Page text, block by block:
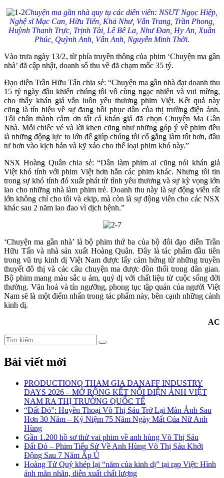
Chuyện ma gần nhà quy tụ các diễn viên: NSƯT Ngọc Hiệp,
Nghệ sĩ Mạc Can, Hữu Tiến, Khả Như, Vân Trang, Trần Phong,
Huỳnh Thanh Trực, Trịnh Tài, Lê Bê La, Như Đan, Hy An, Xuân
Phúc, Quỳnh Anh, Vân Anh, Nguyễn Minh Thời.
Vào trưa ngày 13/2, từ phía truyền thông của phim ‘Chuyện ma gần
nhà’ đã cập nhật, doanh số thu về đã chạm mốc 35 tỷ.
Đạo diễn Trần Hữu Tấn chia sẻ: “Chuyện ma gần nhà đạt doanh thu
15 tỷ ngày đầu khiến chúng tôi vô cùng ngạc nhiên và vui mừng,
cho thấy khán giả vẫn luôn yêu thương phim Việt. Kết quả này
cũng là tín hiệu về sự đang hồi phục dần của thị trường điện ảnh.
Tôi chân thành cảm ơn tất cả khán giả đã chọn Chuyện Ma Gần
Nhà. Mỗi chiếc vé và lời khen cũng như những góp ý về phim đều
là những động lực to lớn để giúp chúng tôi cố gắng làm tốt hơn, đầu
tư hơn vào kịch bản và kỹ xảo cho thể loại phim khó này.”
NSX Hoàng Quân chia sẻ: “Dân làm phim ai cũng nói khán giả
Việt khó tính với phim Việt hơn hẳn các phim khác. Nhưng tôi tin
trong sự khó tính đó xuất phát từ tình yêu thương và sự kỳ vọng lớn
lao cho những nhà làm phim trẻ. Doanh thu này là sự động viên rất
lớn không chỉ cho tôi và ekip, mà còn là sự động viên cho các NSX
khác sau 2 năm lao đao vì dịch bệnh.”
‘Chuyện ma gần nhà’ là bộ phim thứ ba của bộ đôi đạo diễn Trần
Hữu Tấn và nhà sản xuất Hoàng Quân. Đây là tác phẩm đầu tiên
trong vũ trụ kinh dị Việt Nam được lấy cảm hứng từ những truyền
thuyết đô thị và các câu chuyện ma được đồn thổi trong dân gian.
Bộ phim mang màu sắc u ám, quỷ dị với chất liệu từ cuộc sống đời
thường. Văn hoá và tín ngưỡng, phong tục tập quán của người Việt
Nam sẽ là một điểm nhấn trong tác phẩm này, bên cạnh những cảnh
kinh dị.
AC
Search
for:
Search
Bài viết mới
PRODUCTIONQ THAM GIA DANAFF INDUSTRY
DAYS 2026 – MỞ RỘNG KẾT NỐI ĐIỆN ẢNH VIỆT
NAM RA THỊ TRƯỜNG QUỐC TẾ
“Đất Đỏ”: Huyền Thoại Võ Thị Sáu Trở Lại Màn Ảnh Sau
Hơn 30 Năm – Kỷ Niệm 75 Năm Ngày Mất Của Nữ Anh
Hùng
Gần 1.200 hồ sơ thử vai phim về anh hùng Võ Thị Sáu
Đất Đỏ – Phim Tiểu Sử Về Anh Hùng Võ Thị Sáu Khởi
Động Sau 7 Năm Ấp Ủ
Hoàng Tử Quỷ khép lại “năm của kinh dị” tại rạp Việt: Hình
ảnh mãn nhãn, diễn xuất chất lượng